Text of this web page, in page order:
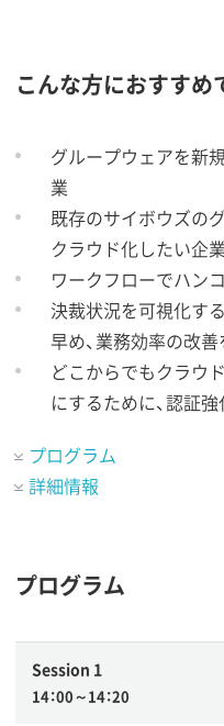
こんな方におすすめ
グループウェアを新
業
既存のサイボウズの
クラウド化したい企業
ワークフローでハン
決裁状況を可視化す
早め、業務効率の改
どこからでもクラウ
にするために、認証
プログラム
詳細情報
プログラム
Session 1
14：00～14：20